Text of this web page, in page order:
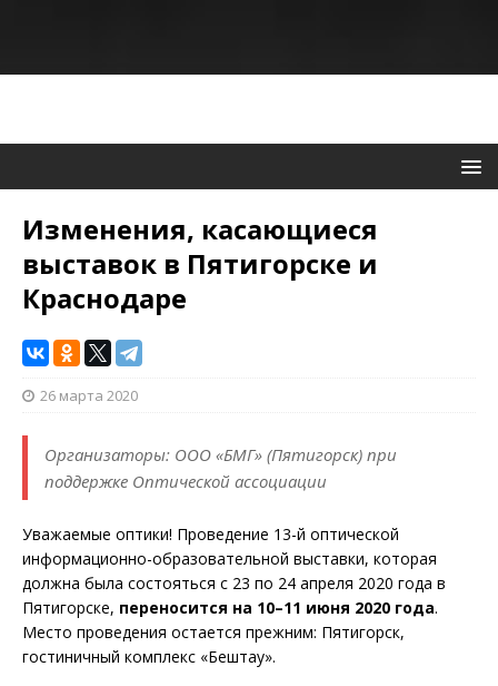
Изменения, касающиеся
выставок в Пятигорске и
Краснодаре
26 марта 2020
Организаторы: ООО «БМГ» (Пятигорск) при
поддержке Оптической ассоциации
Уважаемые оптики! Проведение 13-й оптической
информационно-образовательной выставки, которая
должна была состояться с 23 по 24 апреля 2020 года в
Пятигорске, переносится на 10–11 июня 2020 года.
Место проведения остается прежним: Пятигорск,
гостиничный комплекс «Бештау».